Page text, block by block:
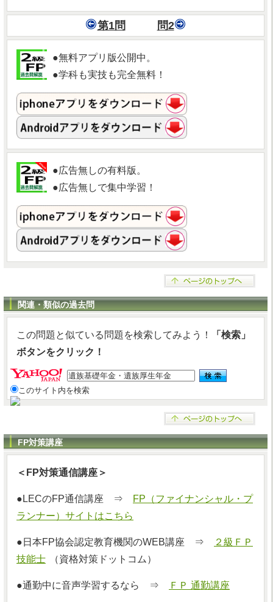
第1問 問2
●無料アプリ版公開中。
●学科も実技も完全無料！
●広告無しの有料版。
●広告無しで集中学習！
関連・類似の過去問
この問題と似ている問題を検索してみよう！
「検索」
ボタンをクリック！
このサイト内を検索
FP対策講座
＜FP対策通信講座＞
●LECのFP通信講座 ⇒
FP（ファイナンシャル・プ
ランナー）サイトはこちら
●日本FP協会認定教育機関のWEB講座 ⇒
２級ＦＰ
技能士
（資格対策ドットコム）
●通勤中に音声学習するなら ⇒ ＦＰ 通勤講座